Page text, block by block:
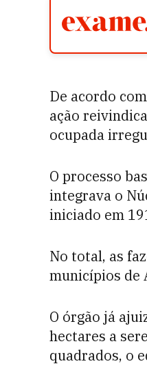
De acordo
ação
ocupada
O processo
integrava o
iniciado em
No total, as
municípios de
O órgão já
hectares a
quadrados, o